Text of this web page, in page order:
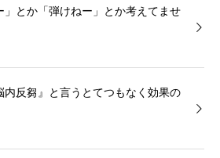
とか「弾けねー」とか考えてませ
内反芻』と言うとてつもなく効果の